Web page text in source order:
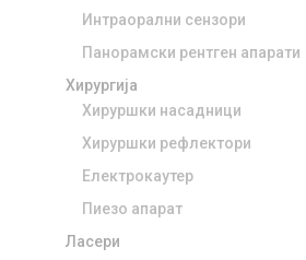
Интраорални сензори
Панорамски рентген апарати
Хирургија
Хируршки насадници
Хируршки рефлектори
Електрокаутер
Пиезо апарат
Ласери